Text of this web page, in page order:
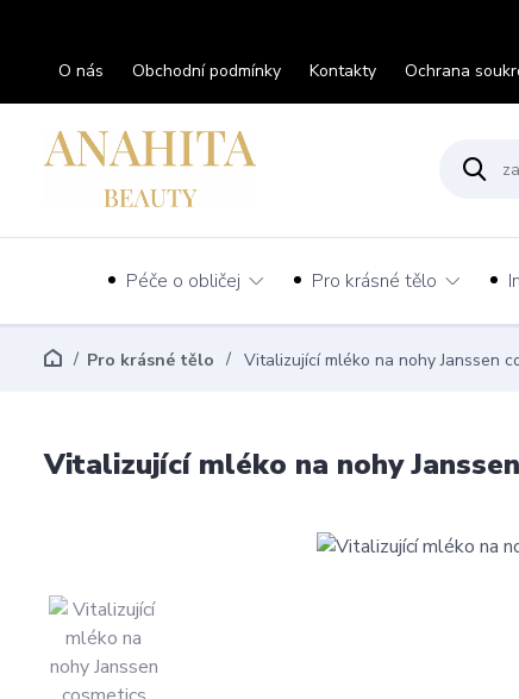
O nás Obchodní podmínky Kontakty Ochrana
Péče o obličej Pro krásné tělo
Pro krásné tělo Vitalizující mléko na nohy Janssen
Vitalizující mléko na nohy